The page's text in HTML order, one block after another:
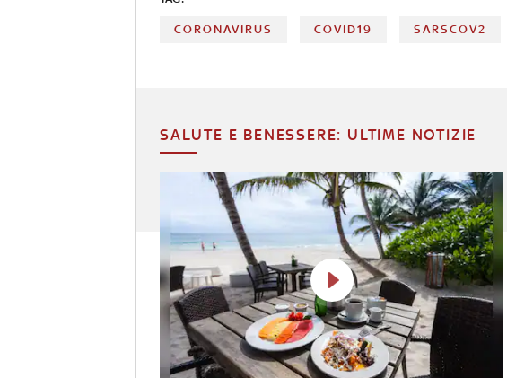
CORONAVIRUS COVID19 SARSCOV2
SALUTE E BENESSERE: ULTIME NOTIZIE